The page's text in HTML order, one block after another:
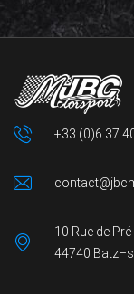
+33 (0)6 37
10 Rue de
44740